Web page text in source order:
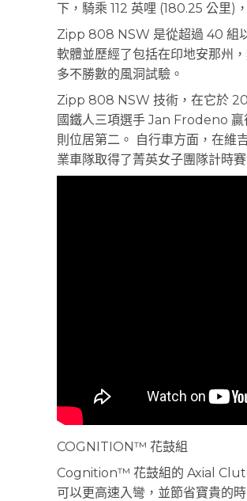
下，騎乘 112 英哩 (180.25 公里
Zipp 808 NSW 是從超過 40 組
軟體並歷經了包括在印地安那州
多不勝數的風洞試驗。
Zipp 808 NSW 技術，在它於
國鐵人三項選手 Jan Frodeno
則位居第二。 自行車方面，在維
業車隊取得了菁英女子團隊計時
COGNITION™ 花鼓組
Cognition™ 花鼓組的 Axial
可以更高速入彎，並節省寶貴的